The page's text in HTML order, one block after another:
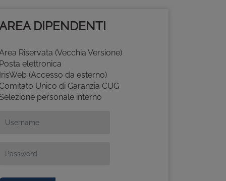
DIPENDENTI
Riservata (Vecchia Versione)
elettronica
(Accesso da esterno)
Unico di Garanzia CUG
personale interno